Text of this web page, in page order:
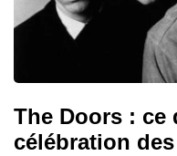
The Doors :
célébration